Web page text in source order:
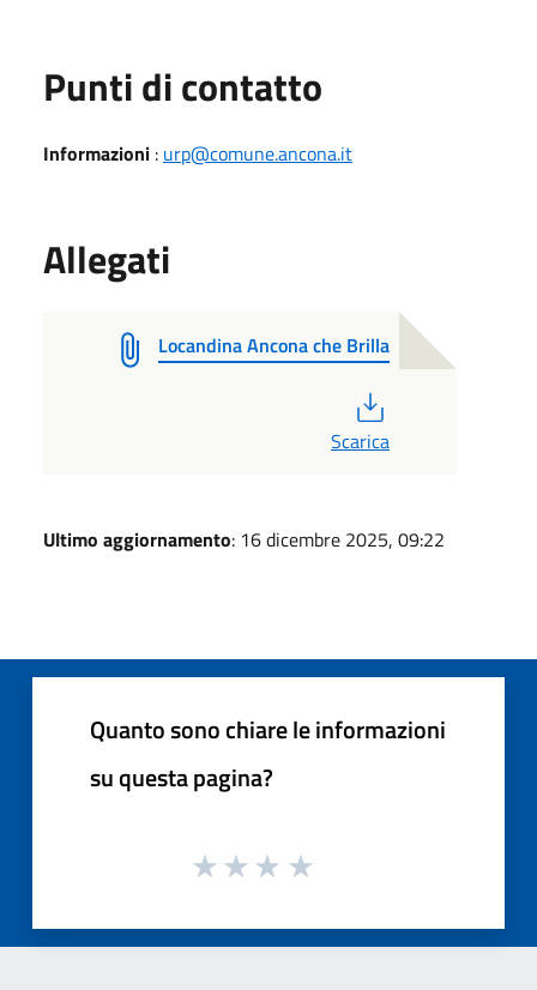
Punti di contatto
Informazioni : urp@comune.ancona.it
Allegati
Locandina Ancona che Brilla
Scarica
Ultimo aggiornamento: 16 dicembre 2025, 09:22
Quanto sono chiare le informazioni
su questa pagina?